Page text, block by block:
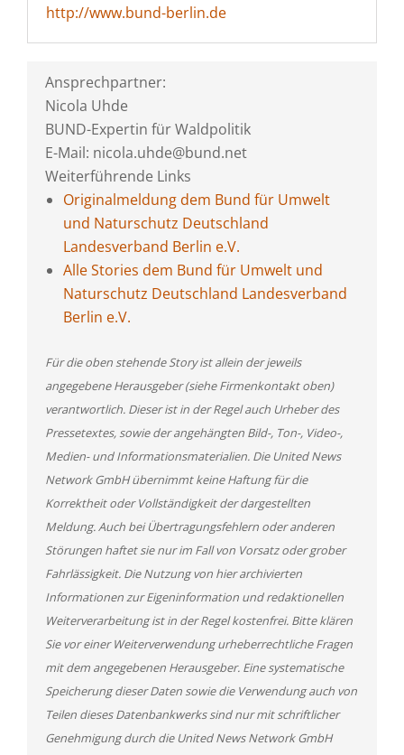
http://www.bund-berlin.de
Ansprechpartner:
Nicola Uhde
BUND-Expertin für Waldpolitik
E-Mail: nicola.uhde@bund.net
Weiterführende Links
Originalmeldung dem Bund für Umwelt
und Naturschutz Deutschland
Landesverband Berlin e.V.
Alle Stories dem Bund für Umwelt und
Naturschutz Deutschland Landesverband
Berlin e.V.
Für die oben stehende Story ist allein der jeweils
angegebene Herausgeber (siehe Firmenkontakt oben)
verantwortlich. Dieser ist in der Regel auch Urheber des
Pressetextes, sowie der angehängten Bild-, Ton-, Video-,
Medien- und Informationsmaterialien. Die United News
Network GmbH übernimmt keine Haftung für die
Korrektheit oder Vollständigkeit der dargestellten
Meldung. Auch bei Übertragungsfehlern oder anderen
Störungen haftet sie nur im Fall von Vorsatz oder grober
Fahrlässigkeit. Die Nutzung von hier archivierten
Informationen zur Eigeninformation und redaktionellen
Weiterverarbeitung ist in der Regel kostenfrei. Bitte klären
Sie vor einer Weiterverwendung urheberrechtliche Fragen
mit dem angegebenen Herausgeber. Eine systematische
Speicherung dieser Daten sowie die Verwendung auch von
Teilen dieses Datenbankwerks sind nur mit schriftlicher
Genehmigung durch die United News Network GmbH